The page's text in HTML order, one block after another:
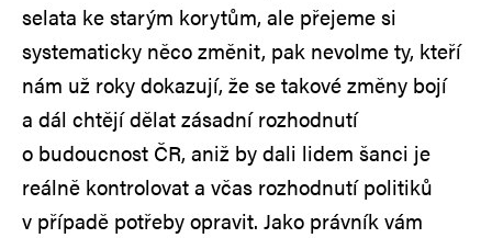
selata ke starým korytům, ale přejeme si
systematicky něco změnit, pak nevolme ty, kteří
nám už roky dokazují, že se takové změny bojí
a dál chtějí dělat zásadní rozhodnutí
o budoucnost ČR, aniž by dali lidem šanci je
reálně kontrolovat a včas rozhodnutí politiků
v případě potřeby opravit. Jako právník vám